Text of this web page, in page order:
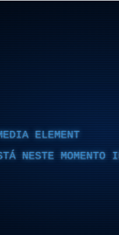
ELEMENT
NESTE MOMENTO